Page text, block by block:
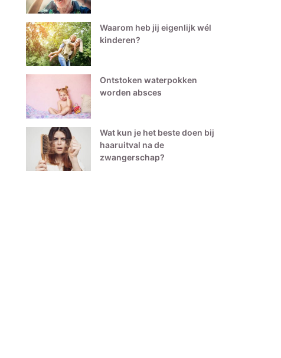
Waarom heb jij eigenlijk wél
kinderen?
Ontstoken waterpokken
worden absces
Wat kun je het beste doen bij
haaruitval na de
zwangerschap?